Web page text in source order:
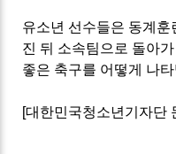
유소년 선수들은 동계
진 뒤 소속팀으로 돌아
좋은 축구를 어떻게 나
[대한민국청소년기자단